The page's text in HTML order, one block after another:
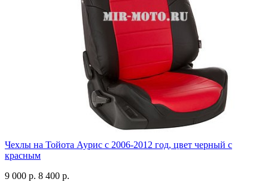
Чехлы на Тойота Аурис с 2006-2012 год, цвет черный с
красным
9 000 р. 8 400 р.